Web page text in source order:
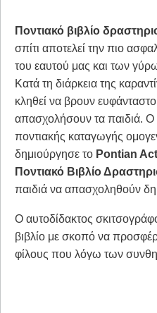
Ποντιακό βιβλίο
σπίτι αποτελεί την πιο
του εαυτού μας και των
Κατά τη διάρκεια της
κληθεί να βρουν
απασχολήσουν τα παιδιά. Ο
ποντιακής καταγωγής
δημιούργησε το Pontian
Ποντιακό Βιβλίο
παιδιά να απασχοληθούν
Ο αυτοδίδακτος
βιβλίο με σκοπό να
φίλους που λόγω των